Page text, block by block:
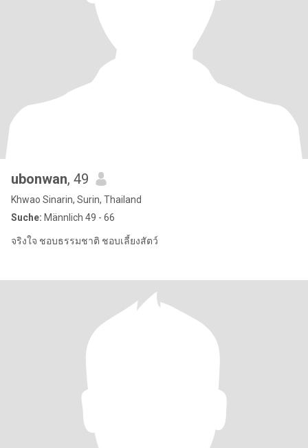
ubonwan, 49
Khwao Sinarin, Surin, Thailand
Suche: Männlich 49 - 66
จริงใจ ชอบธรรมชาติ ชอบเลี้ยงสัตว์